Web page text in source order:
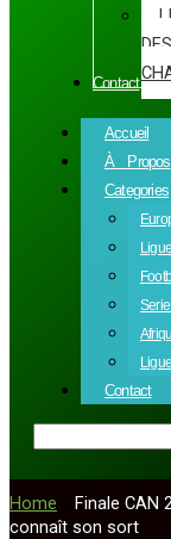
DES
Contact
Accueil
À Propos
Categories
Contact
Home
Finale CAN
connaît son sort